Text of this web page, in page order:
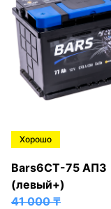
Хорошо
Bars6СТ-75 АПЗ
(левый+)
41 000₸